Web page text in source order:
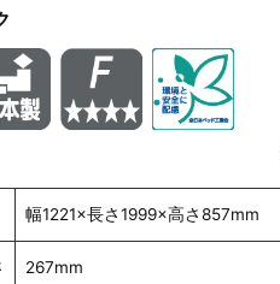
幅1221×長さ1999×高さ857mm
267mm